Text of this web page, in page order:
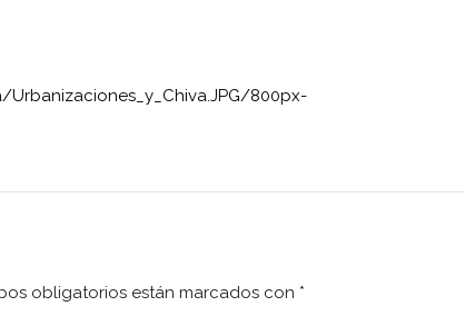
800px-
obligatorios están marcados con *